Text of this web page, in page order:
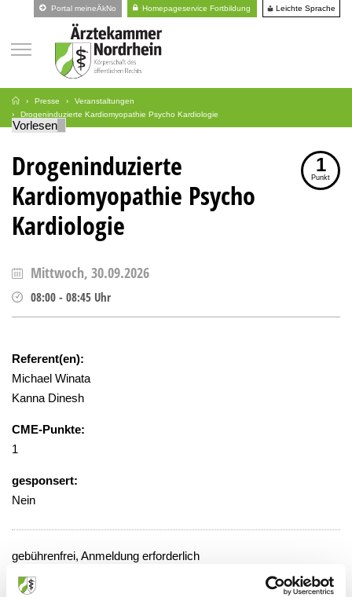
Portal meineÄkNo Homepageservice Fortbildung Leichte Sprache
Presse
Veranstaltungen
Drogeninduzierte Kardiomyopathie Psycho Kardiologie
Vorlesen
Drogeninduzierte
Kardiomyopathie Psycho
Kardiologie
1
Punkt
Mittwoch, 30.09.2026
08:00 - 08:45 Uhr
Referent(en):
Michael Winata
Kanna Dinesh
CME-Punkte:
1
gesponsert:
Nein
gebührenfrei, Anmeldung erforderlich
unter ioelbracht@ukaachende